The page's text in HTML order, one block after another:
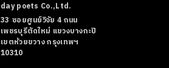
day poets Co.,Ltd.
33 ซอยศูนย์วิจัย 4 ถนน
เพชรบุรีตัดใหม่ แขวงบางกะปิ
เขตห้วยขวาง กรุงเทพฯ
10310